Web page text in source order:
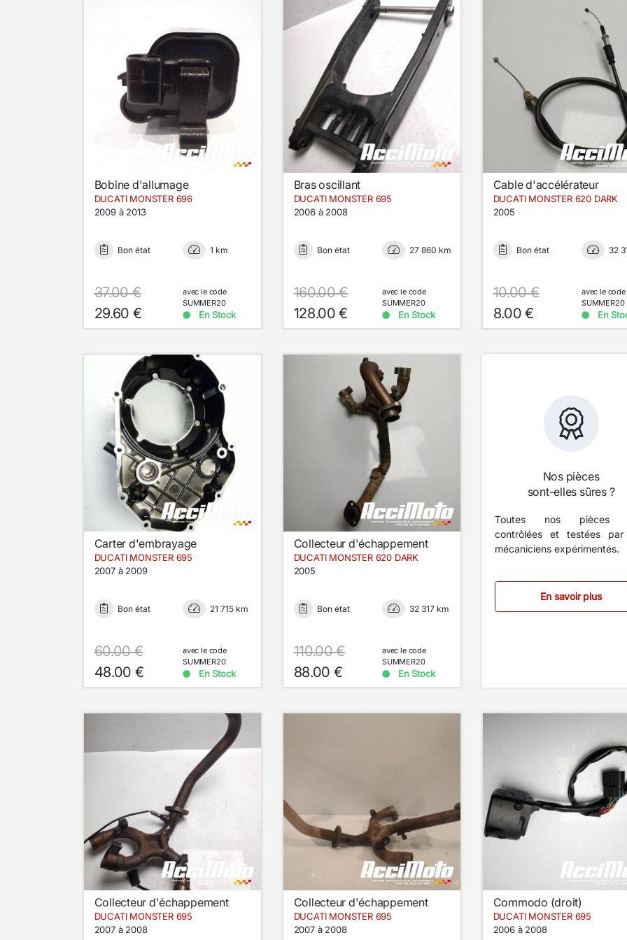
Bobine d'allumage
DUCATI MONSTER 696
2009 à 2013
Bon état 1 km
37.00 €
29.60 €
avec le code
SUMMER20
En Stock
Bras oscillant
DUCATI MONSTER 695
2006 à 2008
Bon état 27 860 km
160.00 €
128.00 €
avec le code
SUMMER20
En Stock
Cable d'accélérateur
DUCATI MONSTER 620 DARK
2005
Bon état 32
10.00 €
8.00 €
avec le code
SUMMER20
En
Carter d'embrayage
DUCATI MONSTER 695
2007 à 2009
Bon état 21 715 km
60.00 €
48.00 €
avec le code
SUMMER20
En Stock
Collecteur d'échappement
DUCATI MONSTER 620 DARK
2005
Bon état 32 317 km
110.00 €
88.00 €
avec le code
SUMMER20
En Stock
Nos pièces
sont-elles sûres ?
Toutes nos pièces
contrôlées et testées
mécaniciens expérimentés.
En savoir plus
Collecteur d'échappement
DUCATI MONSTER 695
2007 à 2008
Collecteur d'échappement
DUCATI MONSTER 695
2007 à 2008
Commodo (droit)
DUCATI MONSTER 695
2006 à 2008